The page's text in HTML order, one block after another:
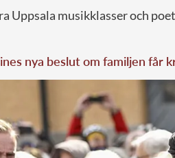
Uppsala musikklasser och
nya beslut om familjen får